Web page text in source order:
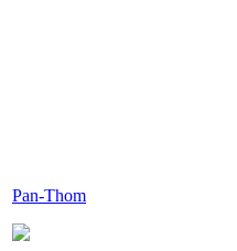
Pan-Thom